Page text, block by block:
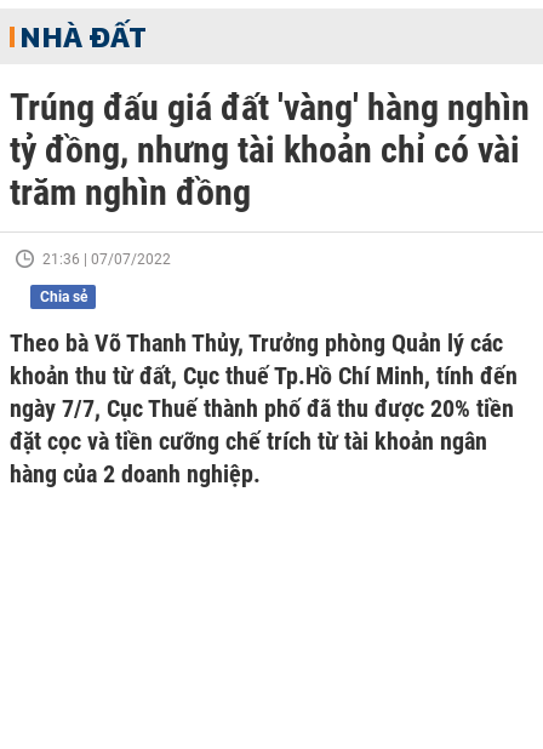
NHÀ ĐẤT
Trúng đấu giá đất 'vàng' hàng nghìn
tỷ đồng, nhưng tài khoản chỉ có vài
trăm nghìn đồng
21:36 | 07/07/2022
Chia sẻ
Theo bà Võ Thanh Thủy, Trưởng phòng Quản lý các
khoản thu từ đất, Cục thuế Tp.Hồ Chí Minh, tính đến
ngày 7/7, Cục Thuế thành phố đã thu được 20% tiền
đặt cọc và tiền cưỡng chế trích từ tài khoản ngân
hàng của 2 doanh nghiệp.